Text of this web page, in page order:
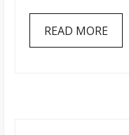
れ
てREAD MORE